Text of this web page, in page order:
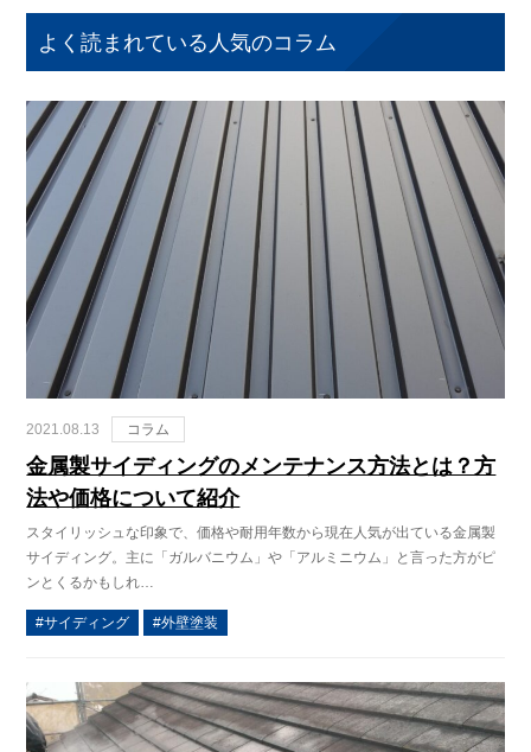
よく読まれている人気のコラム
2021.08.13 コラム
金属製サイディングのメンテナンス方法とは？方
法や価格について紹介
スタイリッシュな印象で、価格や耐用年数から現在人気が出ている金属製
サイディング。主に「ガルバニウム」や「アルミニウム」と言った方がピ
ンとくるかもしれ…
サイディング 外壁塗装